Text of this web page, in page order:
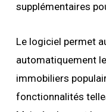
supplémentaires
Le logiciel permet
automatiquement
immobiliers
fonctionnalités